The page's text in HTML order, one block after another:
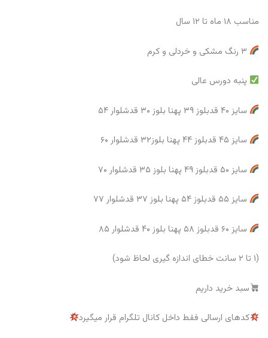
مناسب ۱۸ ماه تا ۱۲ سال
پنبه دورس عالی
سایز ۴۰ قدبلوز ۳۹ پهنا بلوز ۳۰ قدشلوار ۵۴
سایز ۴۵ قدبلوز ۴۴ پهنا بلوز۳۲ قدشلوار ۶۰
سایز ۵۰ قدبلوز ۴۹ پهنا بلوز ۳۵ قدشلوار ۷۰
سایز ۵۵ قدبلوز ۵۴ پهنا بلوز ۳۷ قدشلوار ۷۷
سایز ۶۰ قدبلوز ۵۸ پهنا بلوز ۴۰ قدشلوار ۸۵
(۱ تا ۲ سانت خطای اندازه گیری لحاظ شود)
سبد خرید داریم
کدهای ارسالی فقط داخل کانال تلگرام قرار میگیرد